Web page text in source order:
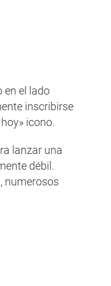
en el lado
inscribirse
icono.
lanzar una
débil.
numerosos